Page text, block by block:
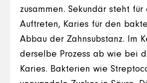
zusammen. Sekundär steht
Auftreten, Karies für den
Abbau der Zahnsubstanz. Im
derselbe Prozess ab wie bei
Karies. Bakterien wie